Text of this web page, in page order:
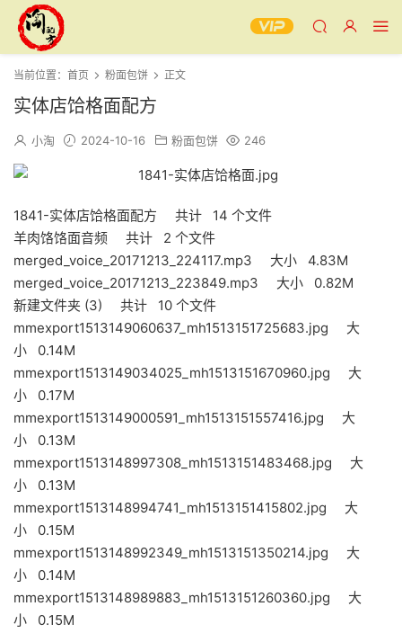
当前位置： 首页 粉面包饼 正文
实体店饸格面配方
小淘 2024-10-16 粉面包饼 246
1841-实体店饸格面配方 共计 14 个文件
羊肉饹饹面音频 共计 2 个文件
merged_voice_20171213_224117.mp3 大小 4.83M
merged_voice_20171213_223849.mp3 大小 0.82M
新建文件夹 (3) 共计 10 个文件
mmexport1513149060637_mh1513151725683.jpg 大
小 0.14M
mmexport1513149034025_mh1513151670960.jpg 大
小 0.17M
mmexport1513149000591_mh1513151557416.jpg 大
小 0.13M
mmexport1513148997308_mh1513151483468.jpg 大
小 0.13M
mmexport1513148994741_mh1513151415802.jpg 大
小 0.15M
mmexport1513148992349_mh1513151350214.jpg 大
小 0.14M
mmexport1513148989883_mh1513151260360.jpg 大
小 0.15M